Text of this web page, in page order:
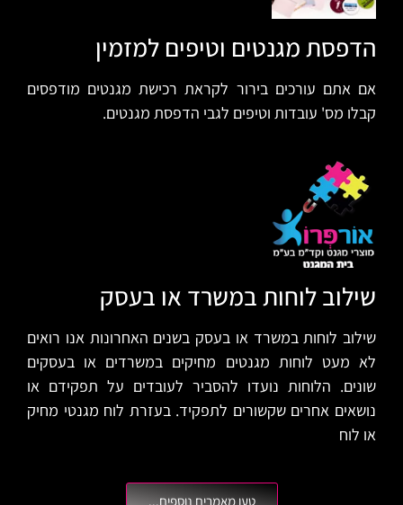
הדפסת מגנטים וטיפים למזמין
אם אתם עורכים בירור לקראת רכישת מגנטים מודפסים
קבלו מס' עובדות וטיפים לגבי הדפסת מגנטים.
שילוב לוחות במשרד או בעסק
שילוב לוחות במשרד או בעסק בשנים האחרונות אנו רואים
לא מעט לוחות מגנטים מחיקים במשרדים או בעסקים
שונים. הלוחות נועדו להסביר לעובדים על תפקידם או
נושאים אחרים שקשורים לתפקיד. בעזרת לוח מגנטי מחיק
או לוח
טען מאמרים נוספים...